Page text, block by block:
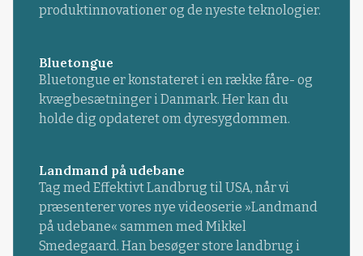
produktinnovationer og de nyeste teknologier.
Bluetongue
Bluetongue er konstateret i en række fåre- og
kvægbesætninger i Danmark. Her kan du
holde dig opdateret om dyresygdommen.
Landmand på udebane
Tag med Effektivt Landbrug til USA, når vi
præsenterer vores nye videoserie »Landmand
på udebane« sammen med Mikkel
Smedegaard. Han besøger store landbrug i